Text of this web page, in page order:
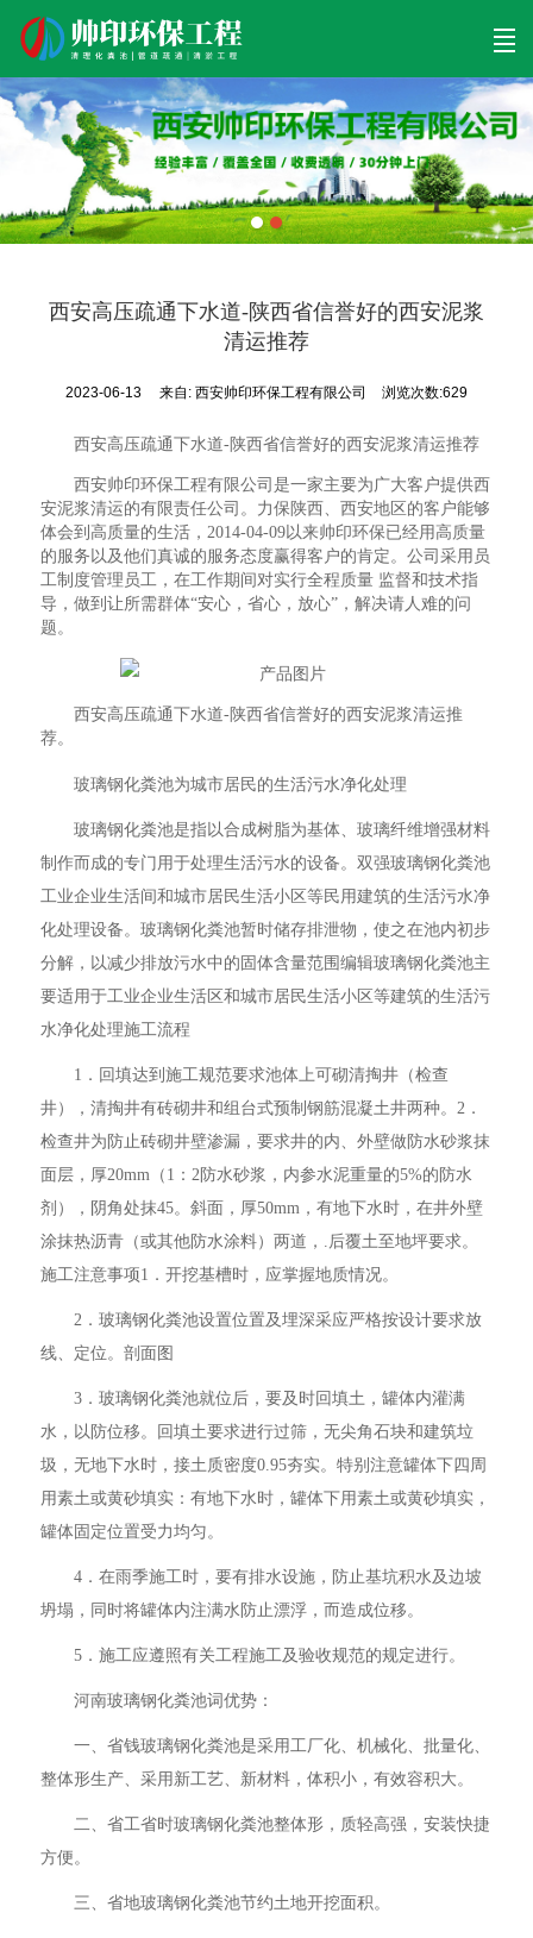
首页 清理工程 清淤工程 污泥工程 清淤检测
西安高压疏通下水道-陕西省信誉好的西安泥浆
清运推荐
2023-06-13 来自:西安帅印环保工程有限公司 浏览次数:629
西安高压疏通下水道-陕西省信誉好的西安泥浆清运推荐
西安帅印环保工程有限公司是一家主要为广大客户提供西
安泥浆清运的有限责任公司。力保陕西、西安地区的客户能够
体会到高质量的生活，2014-04-09以来帅印环保已经用高质量
的服务以及他们真诚的服务态度赢得客户的肯定。公司采用员
工制度管理员工，在工作期间对实行全程质量 监督和技术指
导，做到让所需群体“安心，省心，放心”，解决请人难的问
题。
西安高压疏通下水道-陕西省信誉好的西安泥浆清运推
荐。
玻璃钢化粪池为城市居民的生活污水净化处理
玻璃钢化粪池是指以合成树脂为基体、玻璃纤维增强材料
制作而成的专门用于处理生活污水的设备。双强玻璃钢化粪池
工业企业生活间和城市居民生活小区等民用建筑的生活污水净
化处理设备。玻璃钢化粪池暂时储存排泄物，使之在池内初步
分解，以减少排放污水中的固体含量范围编辑玻璃钢化粪池主
要适用于工业企业生活区和城市居民生活小区等建筑的生活污
水净化处理施工流程
1．回填达到施工规范要求池体上可砌清掏井（检查
井），清掏井有砖砌井和组台式预制钢筋混凝土井两种。2．
检查井为防止砖砌井壁渗漏，要求井的内、外壁做防水砂浆抹
面层，厚20mm（1：2防水砂浆，内参水泥重量的5%的防水
剂），阴角处抹45。斜面，厚50mm，有地下水时，在井外壁
涂抹热沥青（或其他防水涂料）两道，.后覆土至地坪要求。
施工注意事项1．开挖基槽时，应掌握地质情况。
2．玻璃钢化粪池设置位置及埋深采应严格按设计要求放
线、定位。剖面图
3．玻璃钢化粪池就位后，要及时回填土，罐体内灌满
水，以防位移。回填土要求进行过筛，无尖角石块和建筑垃
圾，无地下水时，接土质密度0.95夯实。特别注意罐体下四周
用素土或黄砂填实：有地下水时，罐体下用素土或黄砂填实，
罐体固定位置受力均匀。
4．在雨季施工时，要有排水设施，防止基坑积水及边坡
坍塌，同时将罐体内注满水防止漂浮，而造成位移。
5．施工应遵照有关工程施工及验收规范的规定进行。
河南玻璃钢化粪池词优势：
一、省钱玻璃钢化粪池是采用工厂化、机械化、批量化、
整体形生产、采用新工艺、新材料，体积小，有效容积大。
二、省工省时玻璃钢化粪池整体形，质轻高强，安装快捷
方便。
三、省地玻璃钢化粪池节约土地开挖面积。